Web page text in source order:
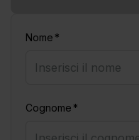
Nome
Cognome